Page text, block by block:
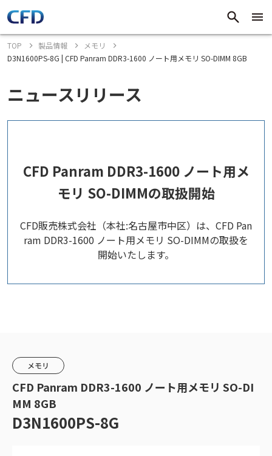
TOP 製品情報
メモリ
D3N1600PS-8G | CFD Panram DDR3-1600 ノート用メモリ SO-DIMM 8GB
ニュースリリース
CFD Panram DDR3-1600 ノート用メ
モリ SO-DIMMの取扱開始
CFD販売株式会社（本社:名古屋市中区）は、CFD Pan
ram DDR3-1600 ノート用メモリ SO-DIMMの取扱を
開始いたします。
メモリ
CFD Panram DDR3-1600 ノート用メモリ SO-DI
MM 8GB
D3N1600PS-8G